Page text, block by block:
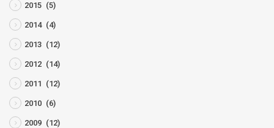
2015 (5)
2014 (4)
2013 (12)
2012 (14)
2011 (12)
2010 (6)
2009 (12)